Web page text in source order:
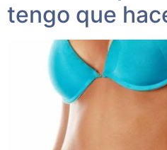
tengo que